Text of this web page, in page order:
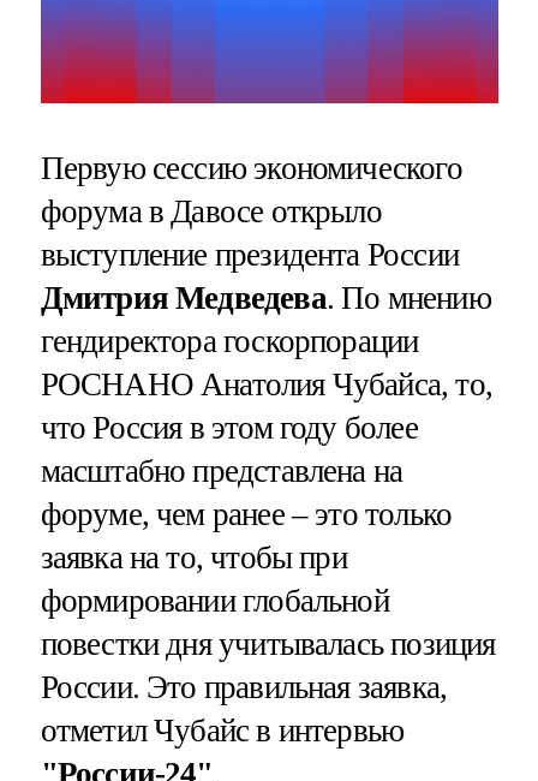
Первую сессию экономического
форума в Давосе открыло
выступление президента России
Дмитрия Медведева. По мнению
гендиректора госкорпорации
РОСНАНО Анатолия Чубайса, то,
что Россия в этом году более
масштабно представлена на
форуме, чем ранее – это только
заявка на то, чтобы при
формировании глобальной
повестки дня учитывалась позиция
России. Это правильная заявка,
отметил Чубайс в интервью
"России-24".